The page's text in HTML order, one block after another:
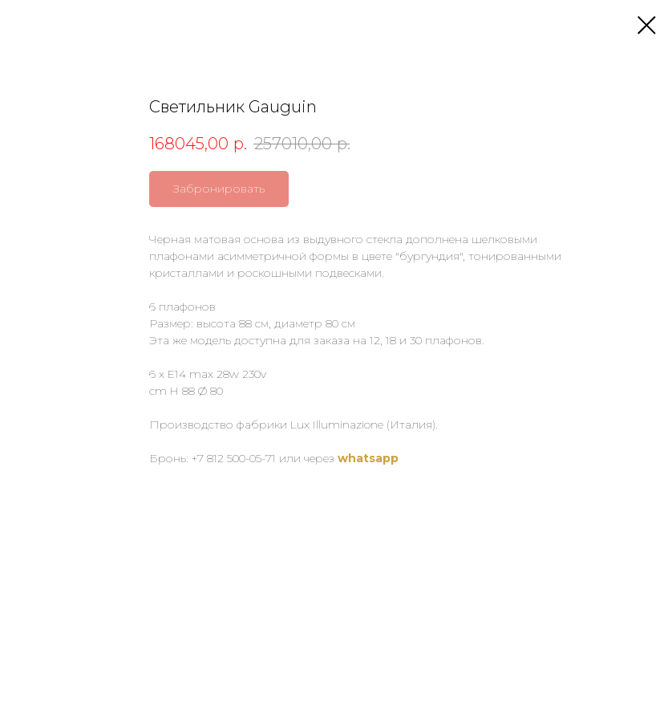
Светильник Gauguin
168045,00 р. 257010,00 р.
Забронировать
Черная матовая основа из выдувного стекла дополнена шелковыми
плафонами асимметричной формы в цвете "бургундия", тонированными
кристаллами и роскошными подвесками.
6 плафонов
Размер: высота 88 см, диаметр 80 см
Эта же модель доступна для заказа на 12, 18 и 30 плафонов.
6 x E14 max 28w 230v
cm H 88 Ø 80
Производство фабрики Lux Illuminazione (Италия).
Бронь: +7 812 500-05-71 или через whatsapp